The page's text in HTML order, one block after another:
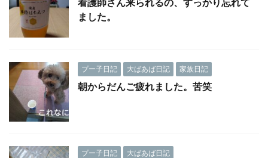
看護師さん来られるの、すっかり忘れて
ました。
プー子日記 大ばあば日記 家族日記
朝からだんご疲れました。苦笑
プー子日記 大ばあば日記